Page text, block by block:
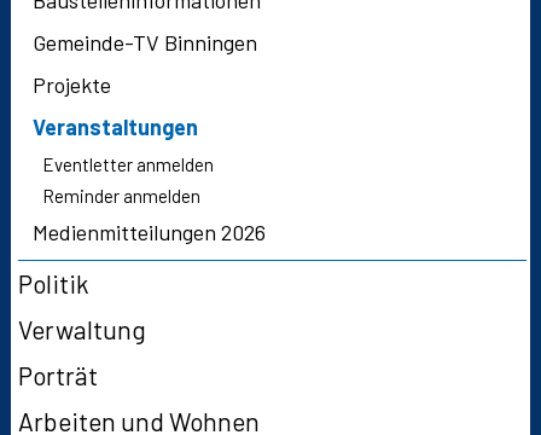
Gemeinde-TV Binningen
Projekte
Veranstaltungen
Eventletter anmelden
Reminder anmelden
Medienmitteilungen 2026
Politik
Verwaltung
Porträt
Arbeiten und Wohnen